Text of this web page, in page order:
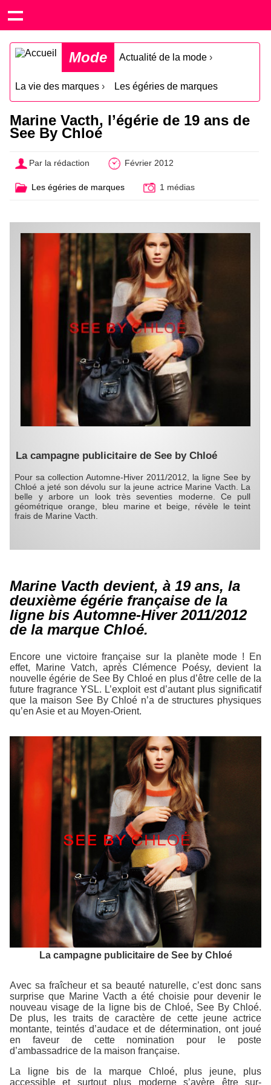
Mode Actualité de la mode ›
La vie des marques › Les égéries de marques
Marine Vacth, l’égérie de 19 ans de
See By Chloé
Par la rédaction Février 2012
Les égéries de marques 1 médias
La campagne publicitaire de See by Chloé
Pour sa collection Automne-Hiver 2011/2012, la ligne See by
Chloé a jeté son dévolu sur la jeune actrice Marine Vacth. La
belle y arbore un look très seventies moderne. Ce pull
géométrique orange, bleu marine et beige, révèle le teint
frais de Marine Vacth.
Marine Vacth devient, à 19 ans, la
deuxième égérie française de la
ligne bis Automne-Hiver 2011/2012
de la marque Chloé.
Encore une victoire française sur la planète mode ! En
effet, Marine Vatch, après Clémence Poésy, devient la
nouvelle égérie de See By Chloé en plus d’être celle de la
future fragrance YSL. L’exploit est d’autant plus significatif
que la maison See By Chloé n’a de structures physiques
qu’en Asie et au Moyen-Orient.
La campagne publicitaire de See by Chloé
Avec sa fraîcheur et sa beauté naturelle, c’est donc sans
surprise que Marine Vacth a été choisie pour devenir le
nouveau visage de la ligne bis de Chloé, See By Chloé.
De plus, les traits de caractère de cette jeune actrice
montante, teintés d’audace et de détermination, ont joué
en faveur de cette nomination pour le poste
d’ambassadrice de la maison française.
La ligne bis de la marque Chloé, plus jeune, plus
accessible et surtout plus moderne s’avère être sur-